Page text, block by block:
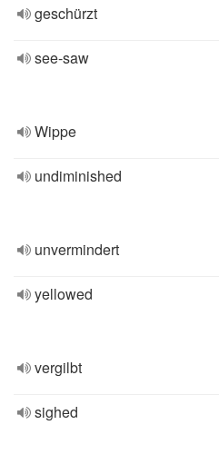
geschürzt
see-saw
Wippe
undiminished
unvermindert
yellowed
vergilbt
sighed